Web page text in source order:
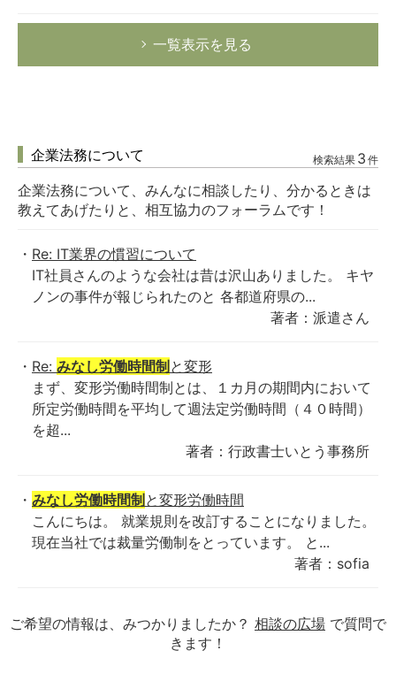
一覧表示を見る
企業法務について 検索結果 3 件
企業法務について、みんなに相談したり、分かるときは
教えてあげたりと、相互協力のフォーラムです！
Re: IT業界の慣習について
IT社員さんのような会社は昔は沢山ありました。 キヤ
ノンの事件が報じられたのと 各都道府県の...
著者：派遣さん
Re: みなし労働時間制 と変形
まず、変形労働時間制とは、１カ月の期間内において
所定労働時間を平均して週法定労働時間（４０時間）
を超...
著者：行政書士いとう事務所
みなし労働時間制 と変形労働時間
こんにちは。 就業規則を改訂することになりました。
現在当社では裁量労働制をとっています。 と...
著者：sofia
ご希望の情報は、みつかりましたか？ 相談の広場 で質問で
きます！